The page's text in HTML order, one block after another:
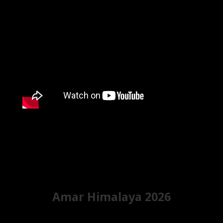
Amar Himalaya 2026